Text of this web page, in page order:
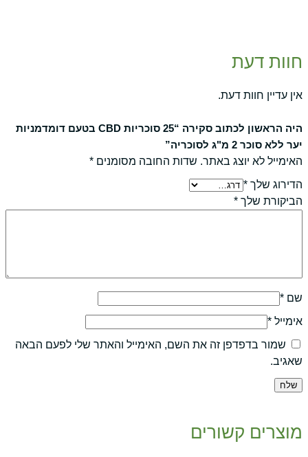
חוות דעת
אין עדיין חוות דעת.
היה הראשון לכתוב סקירה “25 סוכריות CBD בטעם דומדמניות
יער ללא סוכר 2 מ"ג לסוכריה”
האימייל לא יוצג באתר. שדות החובה מסומנים *
הדירוג שלך *
הביקורת שלך *
שם *
אימייל *
שמור בדפדפן זה את השם, האימייל והאתר שלי לפעם הבאה
שאגיב.
מוצרים קשורים